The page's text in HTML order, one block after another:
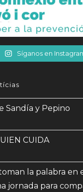
Síganos en
Sandía y Pepino
CUIDA
la palabra en
jornada para